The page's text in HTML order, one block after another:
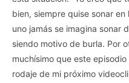
bien, siempre quise sonar
uno jamás se imagina sonar
siendo motivo de burla. Por
muchísimo que este
rodaje de mi próximo